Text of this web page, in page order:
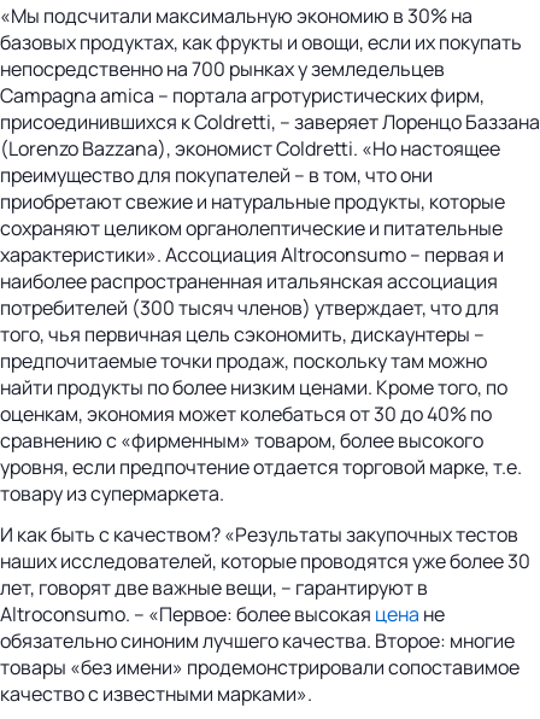
«Мы подсчитали максимальную экономию в 30% на
базовых продуктах, как фрукты и овощи, если их покупать
непосредственно на 700 рынках у земледельцев
Campagna amica – портала агротуристических фирм,
присоединившихся к Coldretti, – заверяет Лоренцо Баззана
(Lorenzo Bazzana), экономист Coldretti. «Но настоящее
преимущество для покупателей – в том, что они
приобретают свежие и натуральные продукты, которые
сохраняют целиком органолептические и питательные
характеристики». Ассоциация Altroconsumo – первая и
наиболее распространенная итальянская ассоциация
потребителей (300 тысяч членов) утверждает, что для
того, чья первичная цель сэкономить, дискаунтеры –
предпочитаемые точки продаж, поскольку там можно
найти продукты по более низким ценами. Кроме того, по
оценкам, экономия может колебаться от 30 до 40% по
сравнению с «фирменным» товаром, более высокого
уровня, если предпочтение отдается торговой марке, т.е.
товару из супермаркета.
И как быть с качеством? «Результаты закупочных тестов
наших исследователей, которые проводятся уже более 30
лет, говорят две важные вещи, – гарантируют в
Altroconsumo. – «Первое: более высокая цена не
обязательно синоним лучшего качества. Второе: многие
товары «без имени» продемонстрировали сопоставимое
качество с известными марками».